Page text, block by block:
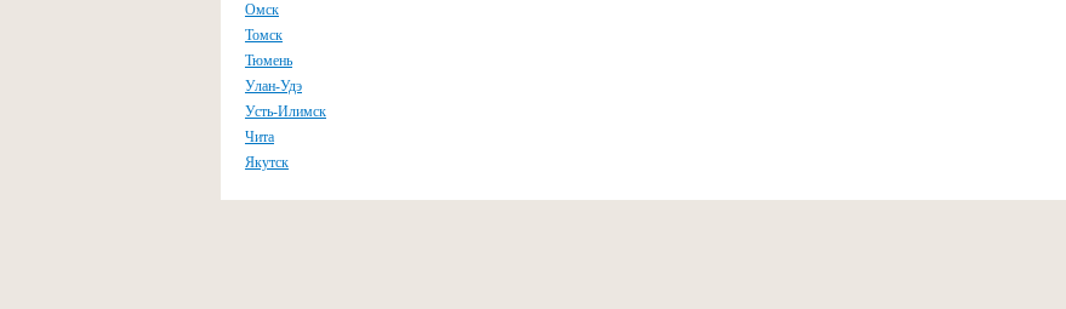
Омск
Томск
Тюмень
Улан-Удэ
Усть-Илимск
Чита
Якутск